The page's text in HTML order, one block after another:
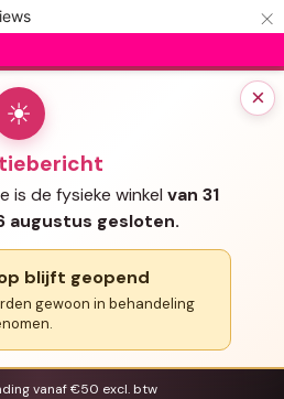
×
×
☀
is de fysieke winkel van 31
augustus gesloten.
blijft geopend
gewoon in behandeling
vanaf €50 excl. btw